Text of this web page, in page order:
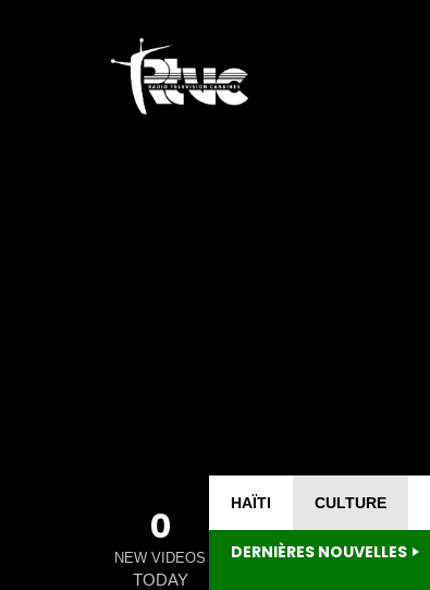
0
NEW VIDEOS
TODAY
HAÏTI CULTURE
DERNIÈRES NOUVELLES